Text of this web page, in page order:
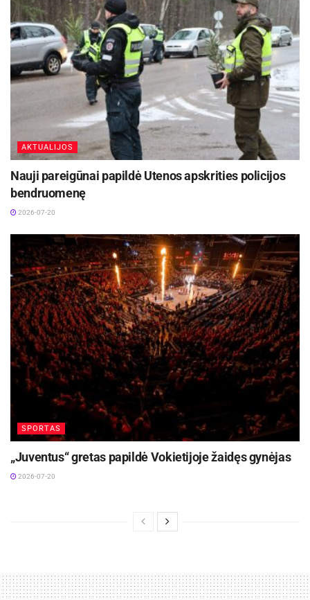
AKTUALIJOS
Nauji pareigūnai papildė Utenos apskrities policijos
bendruomenę
2026-07-20
SPORTAS
„Juventus“ gretas papildė Vokietijoje žaidęs gynėjas
2026-07-20